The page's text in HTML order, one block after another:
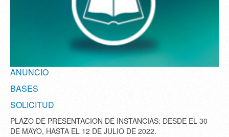
ANUNCIO
BASES
SOLICITUD
PLAZO DE PRESENTACION DE INSTANCIAS: DESDE EL 30
DE MAYO, HASTA EL 12 DE JULIO DE 2022.